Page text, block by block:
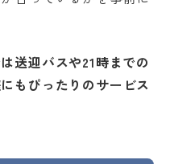
送迎バスや21時までの
もぴったりのサービス